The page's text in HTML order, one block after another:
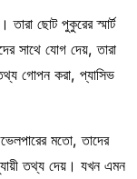
ছোট পুকুরের স্মার্ট
সাথে যোগ দেয়, তারা
গোপন করা, প্যাসিভ
মতো, তাদের
তথ্য দেয়। যখন এমন